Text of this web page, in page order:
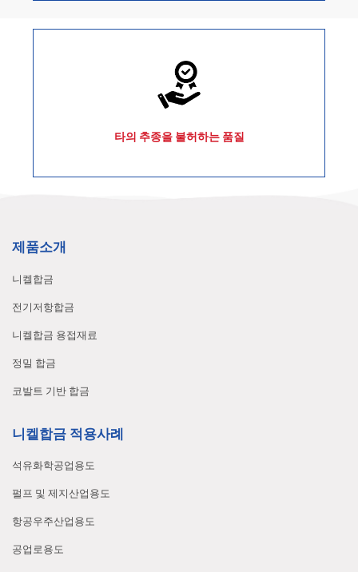
타의 추종을 불허하는 품질
제품소개
니켈합금
전기저항합금
니켈합금 용접재료
정밀 합금
코발트 기반 합금
니켈합금 적용사례
석유화학공업용도
펄프 및 제지산업용도
항공우주산업용도
공업로용도